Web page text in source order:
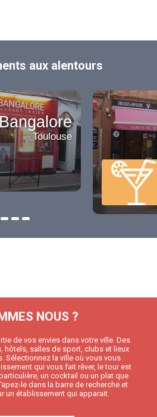
aux alentours
Toulouse
NOUS ?
de vos envies dans votre ville. Des
hôtels, salles de sport, clubs et lieux
Sélectionnez la ville où vous vous
qui vous fait rêver, le tour est
un cocktail ou un plat que
le dans la barre de recherche et
un établissement qui apparait.